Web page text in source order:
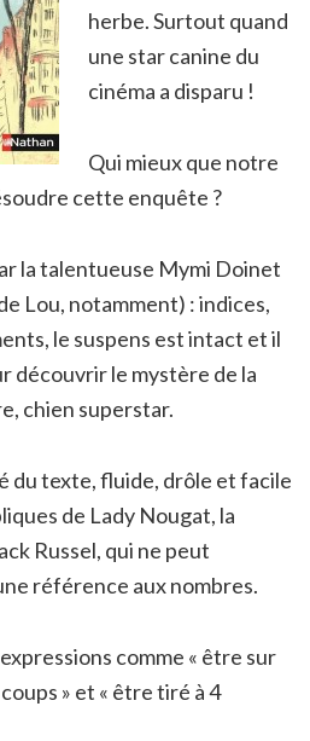
herbe. Surtout quand
une star canine du
cinéma a disparu !
Qui mieux que notre
cette enquête ?
la talentueuse Mymi Doinet
Lou, notamment) : indices,
le suspens est intact et il
découvrir le mystère de la
chien superstar.
du texte, fluide, drôle et facile
de Lady Nougat, la
Russel, qui ne peut
référence aux nombres.
comme « être sur
» et « être tiré à 4